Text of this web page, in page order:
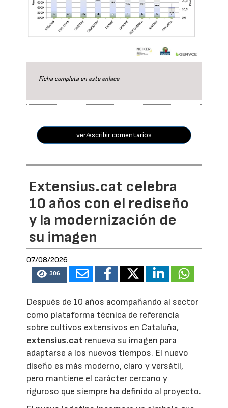
Ficha completa en este enlace
ver/escribir comentarios
Extensius.cat celebra
10 años con el rediseño
y la modernización de
su imagen
07/08/2026
306
Después de 10 años acompañando al sector
como plataforma técnica de referencia
sobre cultivos extensivos en Cataluña,
extensius.cat renueva su imagen para
adaptarse a los nuevos tiempos. El nuevo
diseño es más moderno, claro y versátil,
pero mantiene el carácter cercano y
riguroso que siempre ha definido al proyecto.